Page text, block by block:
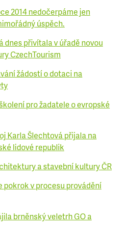
2014 nedočerpáme jen
úspěch.
dnes přivítala v úřadě novou
CzechTourism
žádostí o dotaci na
pro žadatele o evropské
Karla Šlechtová přijala na
lidové republik
a stavební kultury ČR
pokrok v procesu provádění
brněnský veletrh GO a